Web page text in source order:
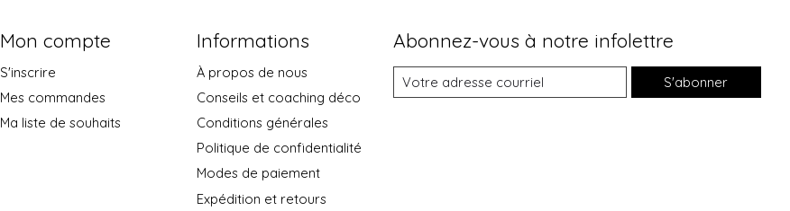
Mon compte
S'inscrire
Mes commandes
Ma liste de souhaits
Informations
À propos de nous
Conseils et coaching déco
Conditions générales
Politique de confidentialité
Modes de paiement
Expédition et retours
Abonnez-vous à notre infolettre
S'abonner